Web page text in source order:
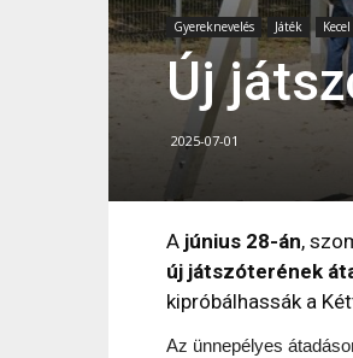
Gyereknevelés Játék Kecel
Új
2025-07-01
A június 28-án,
új játszóterének
kipróbálhassák a
Az ünnepélyes